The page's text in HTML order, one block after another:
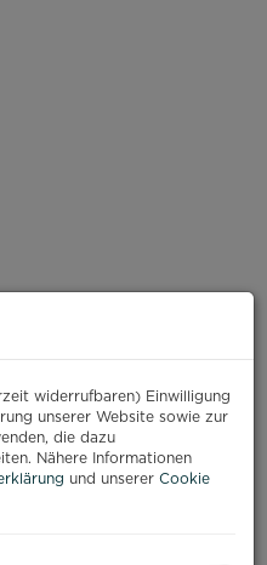
mitten im urbanen
liebevoll sanierte
widerrufbaren) Einwilligung
unserer Website sowie zur
die dazu
Nähere Informationen
und unserer Cookie